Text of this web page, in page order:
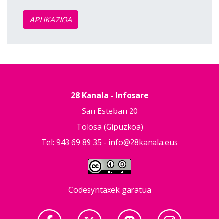
APLIKAZIOA
28 Kanala - Infosare
San Esteban 20
Tolosa (Gipuzkoa)
Tel: 943 69 89 35 - info@28kanala.eus
Codesyntaxek garatua